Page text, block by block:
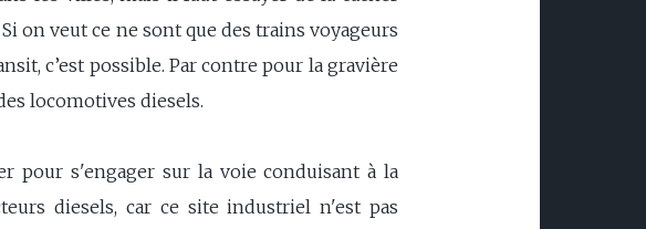
on veut ce ne sont que des trains voyageurs
c’est possible. Par contre pour la gravière
locomotives diesels.
pour s'engager sur la voie conduisant à la
diesels, car ce site industriel n'est pas